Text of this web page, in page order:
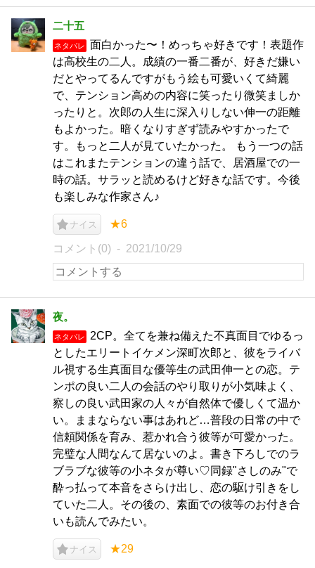
二十五
ネタバレ
面白かった〜！めっちゃ好きです！表題作
は高校生の二人。成績の一番二番が、好きだ嫌い
だとやってるんですがもう絵も可愛いくて綺麗
で、テンション高めの内容に笑ったり微笑ましか
ったりと。次郎の人生に深入りしない伸一の距離
もよかった。暗くなりすぎず読みやすかったで
す。もっと二人が見ていたかった。 もう一つの話
はこれまたテンションの違う話で、居酒屋での一
時の話。サラッと読めるけど好きな話です。今後
も楽しみな作家さん♪
ナイス ★6
コメント(0) 2021/10/29
夜。
ネタバレ
2CP。全てを兼ね備えた不真面目でゆるっ
としたエリートイケメン深町次郎と、彼をライバ
ル視する生真面目な優等生の武田伸一との恋。テ
ンポの良い二人の会話のやり取りが小気味よく、
察しの良い武田家の人々が自然体で優しくて温か
い。ままならない事はあれど…普段の日常の中で
信頼関係を育み、惹かれ合う彼等が可愛かった。
完璧な人間なんて居ないのよ。書き下ろしでのラ
ブラブな彼等の小ネタが尊い♡同録"さしのみ"で
酔っ払って本音をさらけ出し、恋の駆け引きをし
ていた二人。その後の、素面での彼等のお付き合
いも読んでみたい。
ナイス ★29